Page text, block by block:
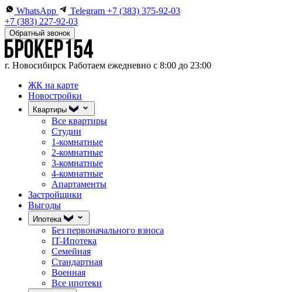
WhatsApp Telegram +7 (383) 375-92-03
+7 (383) 227-92-03
Обратный звонок
г. Новосибирск Работаем ежедневно с 8:00 до 23:00
ЖК на карте
Новостройки
Квартиры
Все квартиры
Студии
1-комнатные
2-комнатные
3-комнатные
4-комнатные
Апартаменты
Застройщики
Выгоды
Ипотека
Без первоначального взноса
IT-Ипотека
Семейная
Стандартная
Военная
Все ипотеки